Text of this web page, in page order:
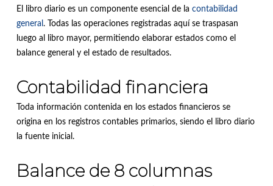
El libro diario es un componente esencial de la contabilidad
general . Todas las operaciones registradas aquí se traspasan
luego al libro mayor, permitiendo elaborar estados como el
balance general y el estado de resultados.
Contabilidad financiera
Toda información contenida en los estados financieros se
origina en los registros contables primarios, siendo el libro diario
la fuente inicial.
Balance de 8 columnas